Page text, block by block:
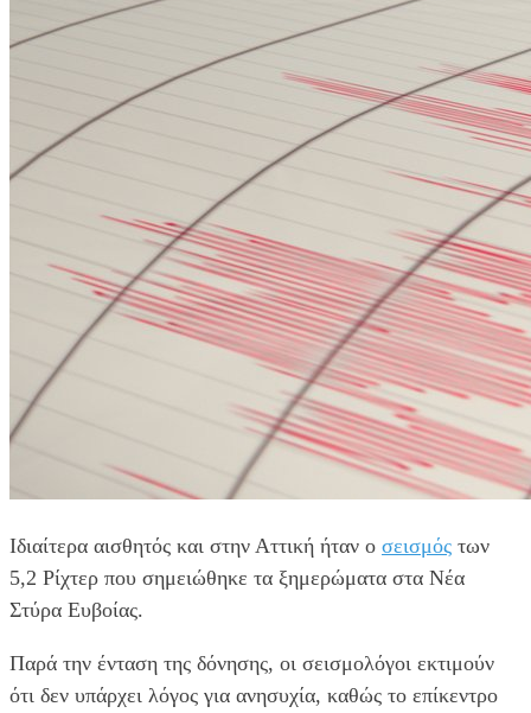
Ιδιαίτερα αισθητός και στην Αττική ήταν ο σεισμός των
5,2 Ρίχτερ που σημειώθηκε τα ξημερώματα στα Νέα
Στύρα Ευβοίας.
Παρά την ένταση της δόνησης, οι σεισμολόγοι εκτιμούν
ότι δεν υπάρχει λόγος για ανησυχία, καθώς το επίκεντρο